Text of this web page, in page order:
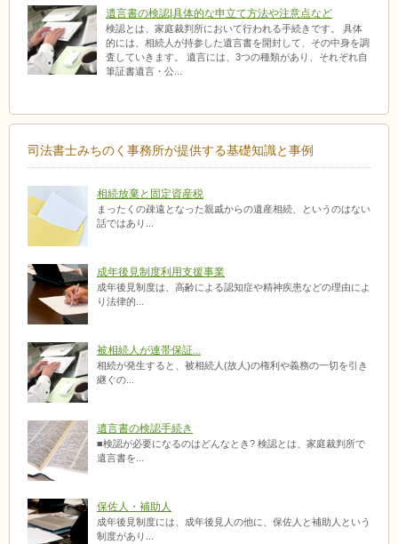
遺言書の検認|具体的な申立て方法や注意点など
検認とは、家庭裁判所において行われる手続きです。 具体
的には、相続人が持参した遺言書を開封して、その中身を調
査していきます。 遺言には、3つの種類があり、それぞれ自
筆証書遺言・公...
司法書士みちのく事務所が提供する基礎知識と事例
相続放棄と固定資産税
まったくの疎遠となった親戚からの遺産相続、というのはない
話ではあり...
成年後見制度利用支援事業
成年後見制度は、高齢による認知症や精神疾患などの理由によ
り法律的...
被相続人が連帯保証...
相続が発生すると、被相続人(故人)の権利や義務の一切を引き
継ぐの...
遺言書の検認手続き
■検認が必要になるのはどんなとき? 検認とは、家庭裁判所で
遺言書を...
保佐人・補助人
成年後見制度には、成年後見人の他に、保佐人と補助人という
制度があり...